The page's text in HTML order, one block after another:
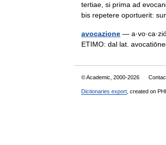
tertiae, si prima ad
bis repetere oportuerit:
avocazione —
ETIMO: dal lat.
© Academic, 2000-2026
Dictionaries export , created on